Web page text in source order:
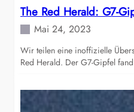
The Red Herald: G7-
Mai 24, 2023
Wir teilen eine inoffizielle
Red Herald. Der G7-Gipfel